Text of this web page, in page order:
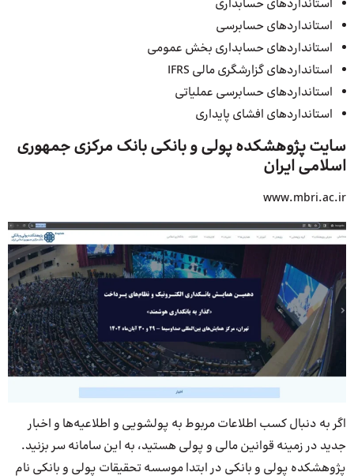
استانداردهای حسابداری
استانداردهای حسابرسی
استانداردهای حسابداری بخش عمومی
استانداردهای گزارشگری مالی IFRS
استانداردهای حسابرسی عملیاتی
استانداردهای افشای پایداری
سایت پژوهشکده پولی و بانکی بانک مرکزی جمهوری
اسلامی ایران
www.mbri.ac.ir
اگر به دنبال کسب اطلاعات مربوط به پولشویی و اطلاعیه‌ها و اخبار
جدید در زمینه قوانین مالی و پولی هستید، به این سامانه سر بزنید.
پژوهشکده پولی و بانکی در ابتدا موسسه تحقیقات پولی و بانکی نام